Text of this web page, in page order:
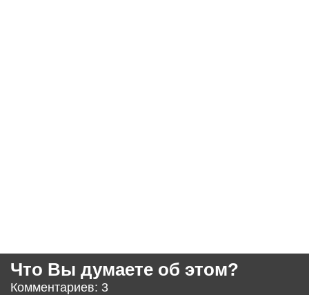
Что Вы думаете об этом?
Комментариев: 3